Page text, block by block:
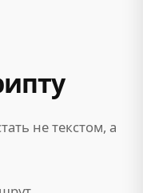
не текстом, а